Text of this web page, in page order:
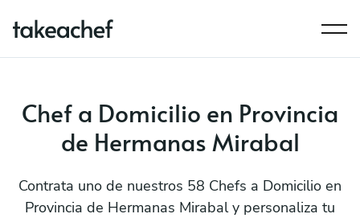
Chef a Domicilio en Provincia
de Hermanas Mirabal
Contrata uno de nuestros 58 Chefs a Domicilio en
Provincia de Hermanas Mirabal y personaliza tu